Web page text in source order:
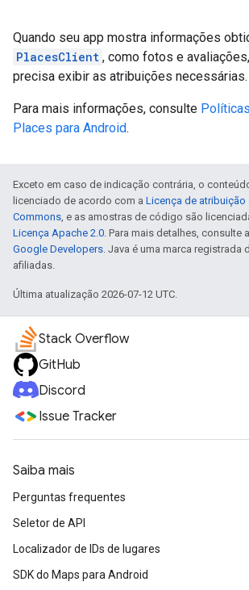
Quando seu app mostra informações
PlacesClient , como fotos e
precisa exibir as atribuições necessárias.
Para mais informações, consulte
Places para Android.
Exceto em caso de indicação contrária, o
licenciado de acordo com a Licença de atribuição
Commons, e as amostras de código são
Licença Apache 2.0. Para mais detalhes, consulte
Google Developers. Java é uma marca registrada
afiliadas.
Última atualização 2026-07-12 UTC.
Stack Overflow
GitHub
Discord
Issue Tracker
Saiba mais
Perguntas frequentes
Seletor de API
Localizador de IDs de lugares
SDK do Maps para Android